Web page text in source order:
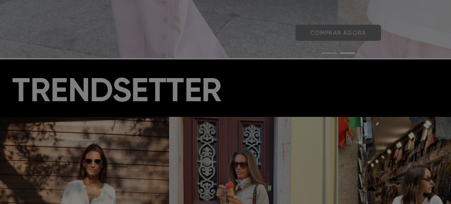
COMPRAR AGORA
TRENDSETTER